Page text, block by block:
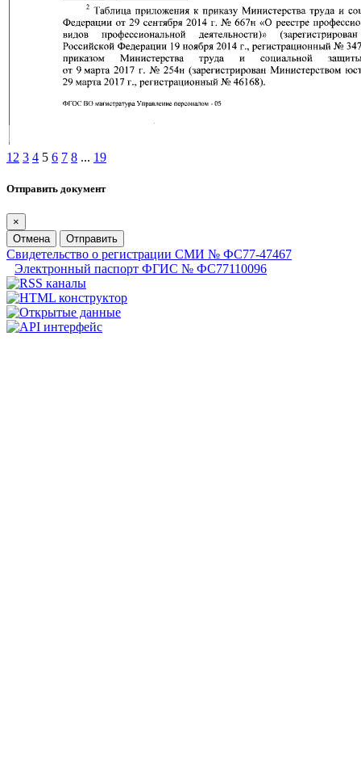
1 2 3 4 5 6 7 8 ... 19
Отправить документ
×
Отмена
Отправить
Свидетельство о регистрации СМИ № ФС77-47467
Электронный паспорт ФГИС № ФС77110096